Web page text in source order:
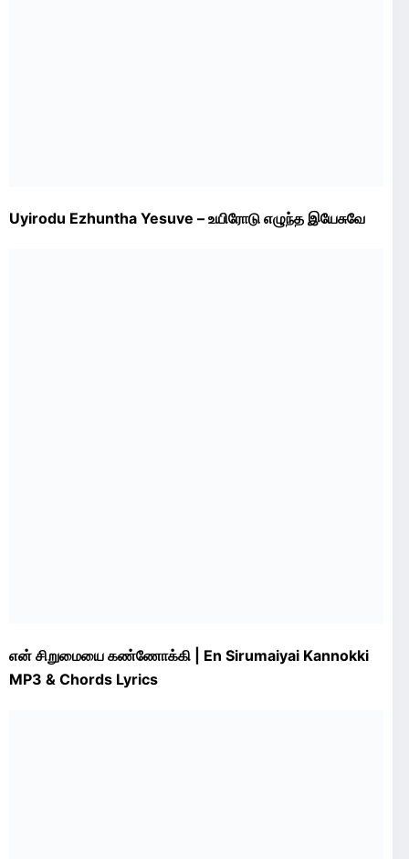
Uyirodu Ezhuntha Yesuve – உயிரோடு எழுந்த இயேசுவே
என் சிறுமையை கண்ணோக்கி | En Sirumaiyai Kannokki
MP3 & Chords Lyrics